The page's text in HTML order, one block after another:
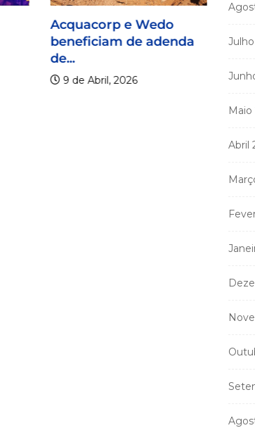
Acquacorp e Wedo
beneficiam de adenda
de...
9 de Abril, 2026
11
Abril